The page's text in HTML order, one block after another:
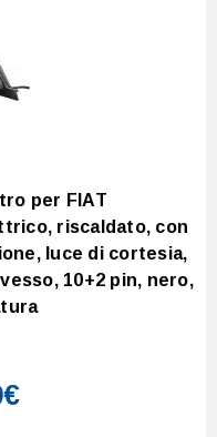
per FIAT
riscaldato, con
luce di cortesia,
10+2 pin, nero,